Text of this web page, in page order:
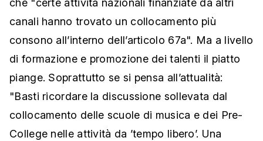
che "certe attività nazionali finanziate da altri
canali hanno trovato un collocamento più
consono all’interno dell’articolo 67a". Ma a livello
di formazione e promozione dei talenti il piatto
piange. Soprattutto se si pensa all’attualità:
"Basti ricordare la discussione sollevata dal
collocamento delle scuole di musica e dei Pre-
College nelle attività da ’tempo libero’. Una